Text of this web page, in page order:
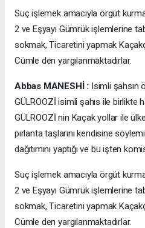
Suç işlemek amacıyla örgüt
2 ve Eşyayı Gümrük işlemlerine
sokmak, Ticaretini yapmak
Cümle den yargılanmaktadırlar.
Abbas MANESHİ : Isimli şahsın
GÜLROOZİ isimli şahıs ile birlikte
GÜLROOZİ nin Kaçak yollar ile
pırlanta taşlarını kendisine
dağıtımını yaptığı ve bu işten
Suç işlemek amacıyla örgüt
2 ve Eşyayı Gümrük işlemlerine
sokmak, Ticaretini yapmak
Cümle den yargılanmaktadırlar.